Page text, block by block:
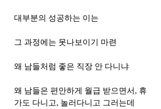
대부분의 성공하는 이는
그 과정에는 못나보이기 마련
왜 남들처럼 좋은 직장 안 다니냐
왜 남들은 편안하게 월급 받으면서, 휴
가도 다니고, 놀러다니고 그러는데